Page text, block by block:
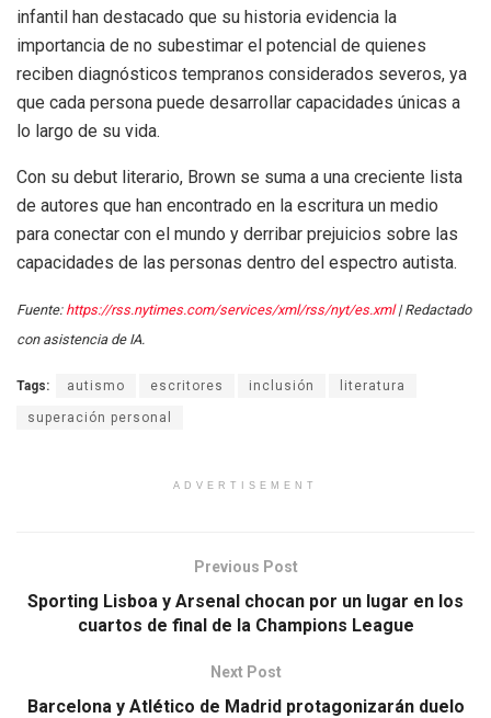
infantil han destacado que su historia evidencia la
importancia de no subestimar el potencial de quienes
reciben diagnósticos tempranos considerados severos, ya
que cada persona puede desarrollar capacidades únicas a
lo largo de su vida.
Con su debut literario, Brown se suma a una creciente lista
de autores que han encontrado en la escritura un medio
para conectar con el mundo y derribar prejuicios sobre las
capacidades de las personas dentro del espectro autista.
Fuente: https://rss.nytimes.com/services/xml/rss/nyt/es.xml| Redactado
con asistencia de IA.
Tags: autismo escritores inclusión literatura
superación personal
ADVERTISEMENT
Previous Post
Sporting Lisboa y Arsenal chocan por un lugar en los
cuartos de final de la Champions League
Next Post
Barcelona y Atlético de Madrid protagonizarán duelo